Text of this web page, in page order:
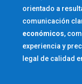
orientado a
comunicación
económicos,
experiencia y
legal de calidad